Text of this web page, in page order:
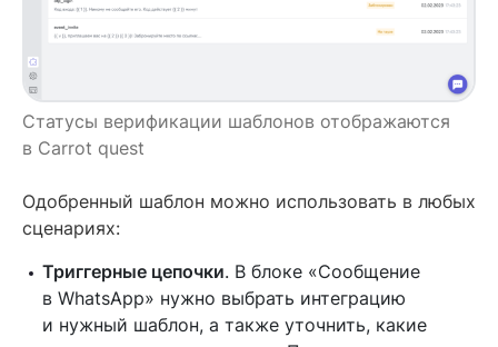
Статусы верификации шаблонов отображаются
в Carrot quest
Одобренный шаблон можно использовать в любых
сценариях:
Триггерные цепочки. В блоке «Сообщение
в WhatsApp» нужно выбрать интеграцию
и нужный шаблон, а также уточнить, какие